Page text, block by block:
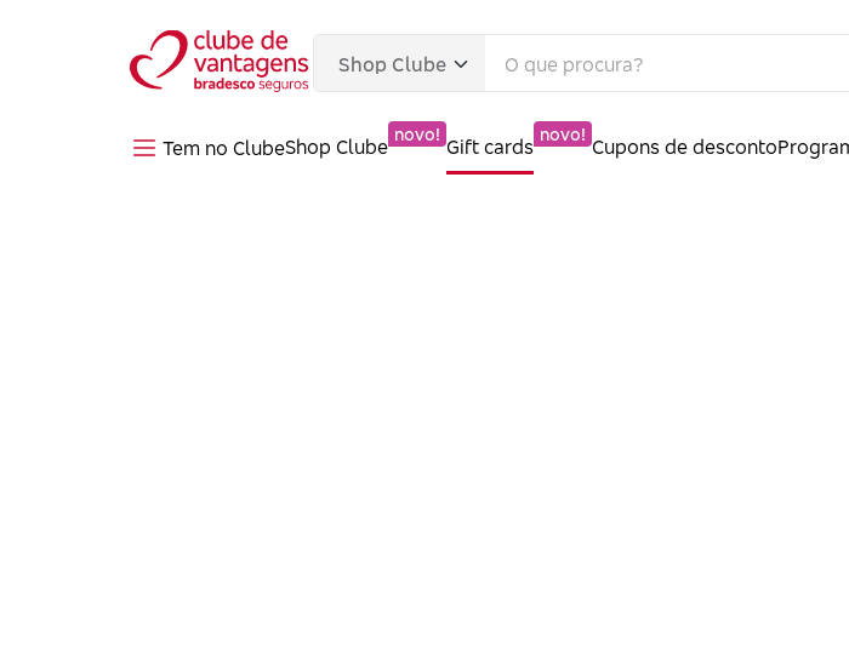
Tem no ClubeShop Clube
novo!
Gift cards
novo!
Cupons de desconto